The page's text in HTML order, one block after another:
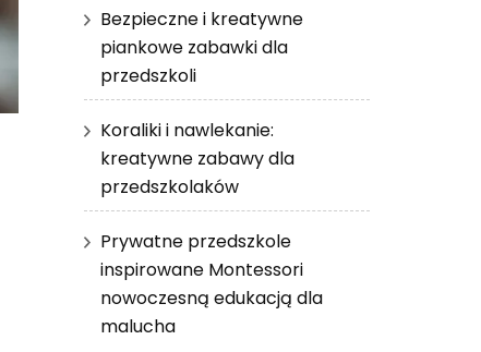
Bezpieczne i kreatywne
piankowe zabawki dla
przedszkoli
Koraliki i nawlekanie:
kreatywne zabawy dla
przedszkolaków
Prywatne przedszkole
inspirowane Montessori
nowoczesną edukacją dla
malucha